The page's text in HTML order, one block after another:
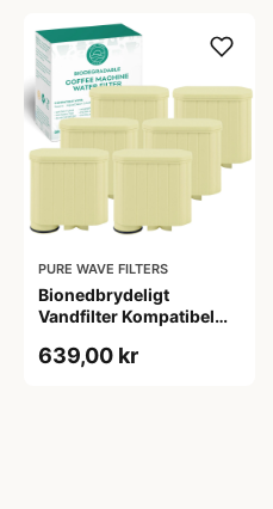
PURE WAVE FILTERS
Bionedbrydeligt
Vandfilter Kompatibel
AquaClean - Pure Wave
639,00 kr